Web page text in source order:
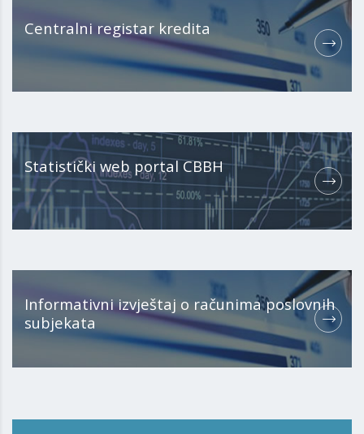
Centralni registar kredita
Statistički web portal CBBH
Informativni izvještaj o računima poslovnih
subjekata